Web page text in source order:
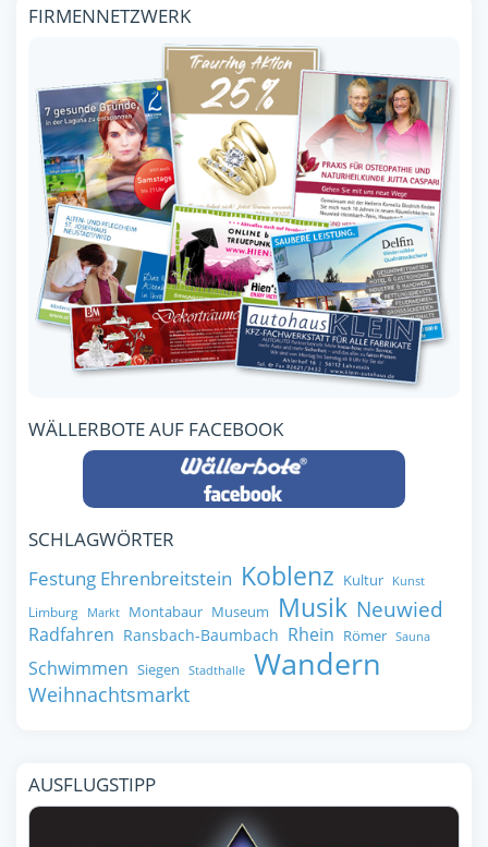
FIRMENNETZWERK
WÄLLERBOTE AUF FACEBOOK
SCHLAGWÖRTER
Festung Ehrenbreitstein Koblenz Kultur Kunst
Limburg Markt Montabaur Museum Musik Neuwied
Radfahren Ransbach-Baumbach Rhein Römer Sauna
Schwimmen Siegen Stadthalle Wandern
Weihnachtsmarkt
AUSFLUGSTIPP